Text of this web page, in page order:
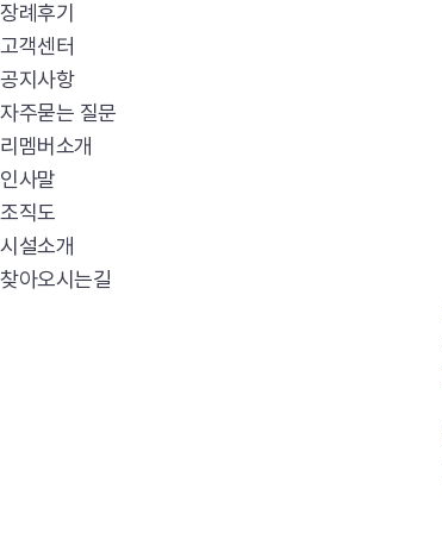
장례후기
고객센터
공지사항
자주묻는 질문
리멤버소개
인사말
조직도
시설소개
찾아오시는길